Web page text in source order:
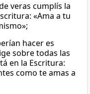
veras cumplís la
«Ama a tu
hacer es
sobre todas las
en la Escritura:
como te amas a